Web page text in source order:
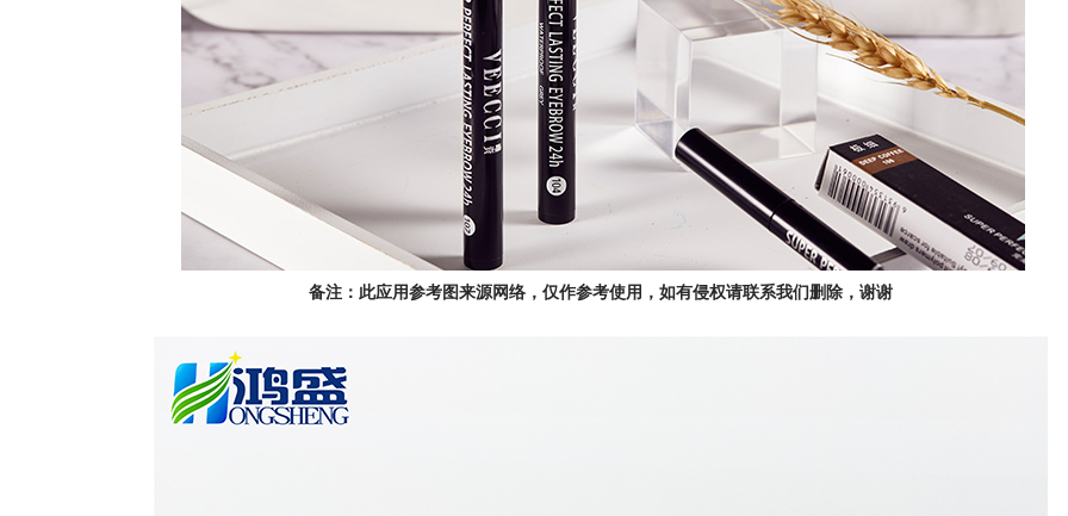
备注：此应用参考图来源网络，仅作参考使用，如有侵权请联系我们删除，谢谢